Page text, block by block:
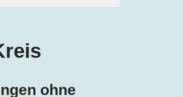
ohne